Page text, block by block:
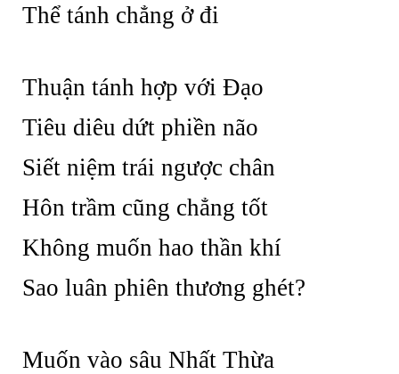
Thể tánh chẳng ở đi
Thuận tánh hợp với Đạo
Tiêu diêu dứt phiền não
Siết niệm trái ngược chân
Hôn trầm cũng chẳng tốt
Không muốn hao thần khí
Sao luân phiên thương ghét?
Muốn vào sâu Nhất Thừa